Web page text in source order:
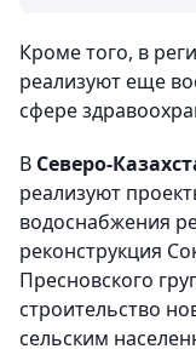
Кроме того, в
реализуют еще
сфере
В Северо-
реализуют
водоснабжения
реконструкция
Пресновского
строительство
сельским